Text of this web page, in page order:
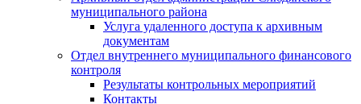
муниципального района
Услуга удаленного доступа к архивным
документам
Отдел внутреннего муниципального финансового
контроля
Результаты контрольных мероприятий
Контакты